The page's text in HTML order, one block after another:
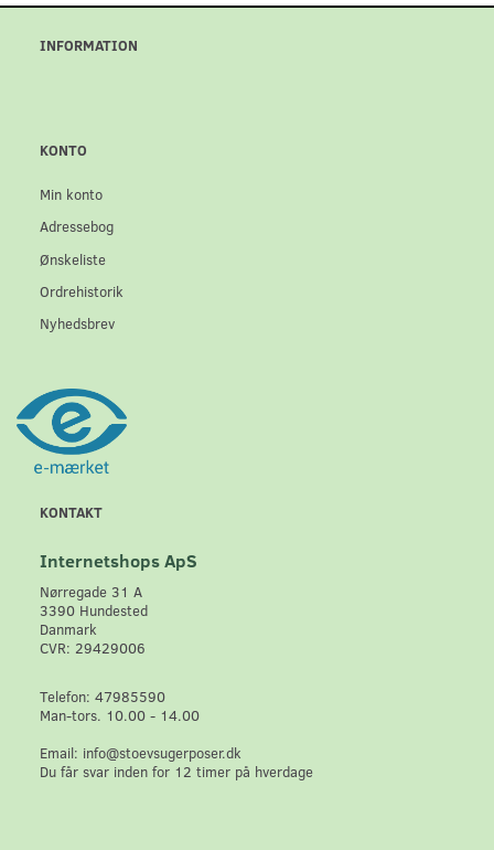
INFORMATION
KONTO
Min konto
Adressebog
Ønskeliste
Ordrehistorik
Nyhedsbrev
KONTAKT
Internetshops ApS
Nørregade 31 A
3390 Hundested
Danmark
CVR: 29429006
Telefon: 47985590
Man-tors. 10.00 - 14.00
Email: info@stoevsugerposer.dk
Du får svar inden for 12 timer på hverdage